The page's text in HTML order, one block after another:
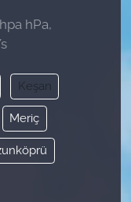
hPa,
Keşan
Meriç